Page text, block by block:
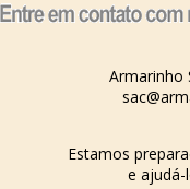
Armarinho
Estamos
e ajudá-